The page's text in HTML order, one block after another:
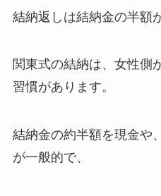
結納返しは結納金の半額
関東式の結納は、女性側
習慣があります。
結納金の約半額を現金や
が一般的で、